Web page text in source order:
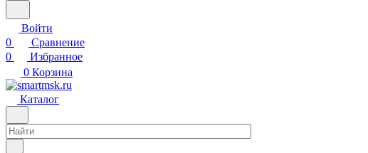
Войти
0
Сравнение
0
Избранное
0 Корзина
Каталог